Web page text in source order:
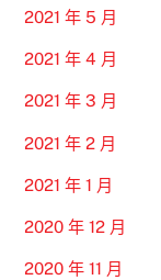
2021 年 5 月
2021 年 4 月
2021 年 3 月
2021 年 2 月
2021 年 1 月
2020 年 12 月
2020 年 11 月